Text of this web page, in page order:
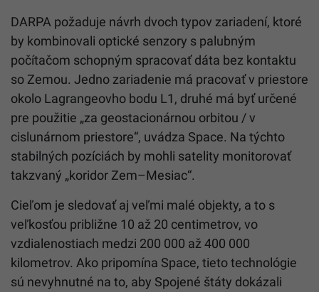
DARPA požaduje návrh dvoch typov zariadení, ktoré
by kombinovali optické senzory s palubným
počítačom schopným spracovať dáta bez kontaktu
so Zemou. Jedno zariadenie má pracovať v priestore
okolo Lagrangeovho bodu L1, druhé má byť určené
pre použitie „za geostacionárnou orbitou / v
cislunárnom priestore“, uvádza Space. Na týchto
stabilných pozíciách by mohli satelity monitorovať
takzvaný „koridor Zem–Mesiac“.
Cieľom je sledovať aj veľmi malé objekty, a to s
veľkosťou približne 10 až 20 centimetrov, vo
vzdialenostiach medzi 200 000 až 400 000
kilometrov. Ako pripomína Space, tieto technológie
sú nevyhnutné na to, aby Spojené štáty dokázali